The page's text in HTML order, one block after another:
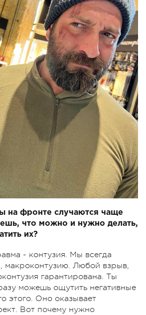
на фронте случаются чаще
что можно и нужно делать,
их?
- контузия. Мы всегда
макроконтузию. Любой взрыв,
гарантирована. Ты
можешь ощутить негативные
этого. Оно оказывает
Вот почему нужно